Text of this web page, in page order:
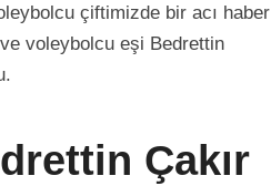
çiftimizde bir acı haber
voleybolcu eşi Bedrettin
Çakır